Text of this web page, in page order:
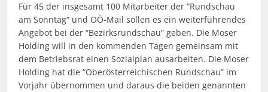
Für 45 der insgesamt 100 Mitarbeiter der “Rundschau
am Sonntag“ und OÖ-Mail sollen es ein weiterführendes
Angebot bei der “Bezirksrundschau” geben. Die Moser
Holding will in den kommenden Tagen gemeinsam mit
dem Betriebsrat einen Sozialplan ausarbeiten. Die Moser
Holding hat die “Oberösterreichischen Rundschau” im
Vorjahr übernommen und daraus die beiden genannten